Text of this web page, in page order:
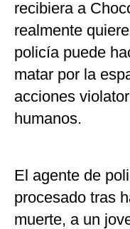
recibiera a
realmente
policía puede
matar por la
acciones
humanos.
El agente de
procesado tras
muerte, a un